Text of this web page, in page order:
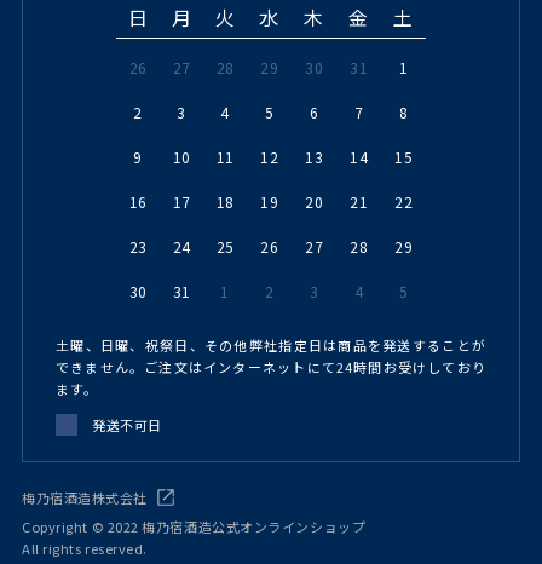
日 月 火 水 木 金 土
26 27 28 29 30 31 1
2 3 4 5 6 7 8
9 10 11 12 13 14 15
16 17 18 19 20 21 22
23 24 25 26 27 28 29
30 31 1 2 3 4 5
土曜、日曜、祝祭日、その他弊社指定日は商品を発送することが
できません。ご注文はインターネットにて24時間お受けしており
ます。
発送不可日
梅乃宿酒造株式会社
Copyright © 2022 梅乃宿酒造公式オンラインショップ
All rights reserved.